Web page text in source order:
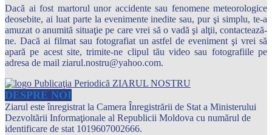
Dacă ai fost martorul unor accidente sau fenomene meteorologice
deosebite, ai luat parte la evenimente inedite sau, pur şi simplu, te-a
amuzat o anumită situaţie pe care vrei să o vadă şi alţii, contactează-
ne. Dacă ai filmat sau fotografiat un astfel de eveniment şi vrei să
apară pe acest site, trimite-ne clipul tău video sau fotografiile pe
adresa de mail ziarul.nostru@yahoo.com.
DESPRE NOI
Ziarul este înregistrat la Camera Înregistrării de Stat a Ministerului
Dezvoltării Informaţionale al Republicii Moldova cu numărul de
identificare de stat 1019607002666.